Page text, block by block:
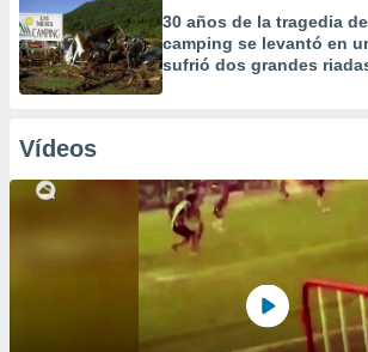
30 años de la tragedia
camping se levantó en
sufrió dos grandes
Vídeos